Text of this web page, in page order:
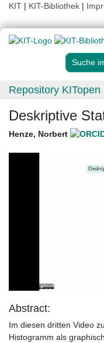
KIT | KIT-Bibliothek |
Suche
Repository KITopen
Deskriptive
Henze, Norbert
Abstract:
Im diesen dritten Video
Histogramm als